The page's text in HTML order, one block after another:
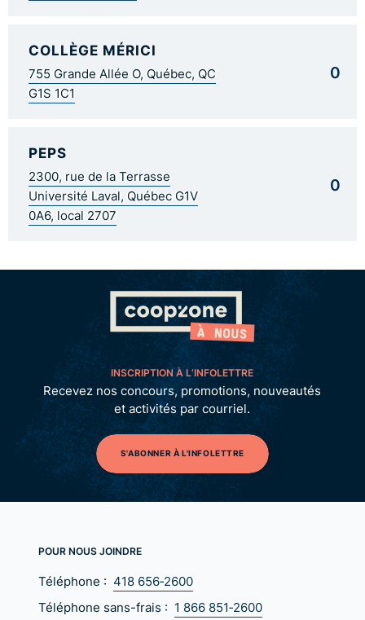
COLLÈGE MÉRICI
755 Grande Allée O, Québec, QC
G1S 1C1
0
PEPS
2300, rue de la Terrasse
Université Laval, Québec G1V
0A6, local 2707
0
INSCRIPTION À L’INFOLETTRE
Recevez nos concours, promotions, nouveautés
et activités par courriel.
S'ABONNER À L'INFOLETTRE
POUR NOUS JOINDRE
Téléphone : 418 656‑2600
Téléphone sans-frais : 1 866 851‑2600